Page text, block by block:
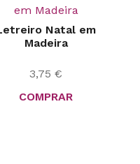
Natal em
Madeira
3,75 €
COMPRAR